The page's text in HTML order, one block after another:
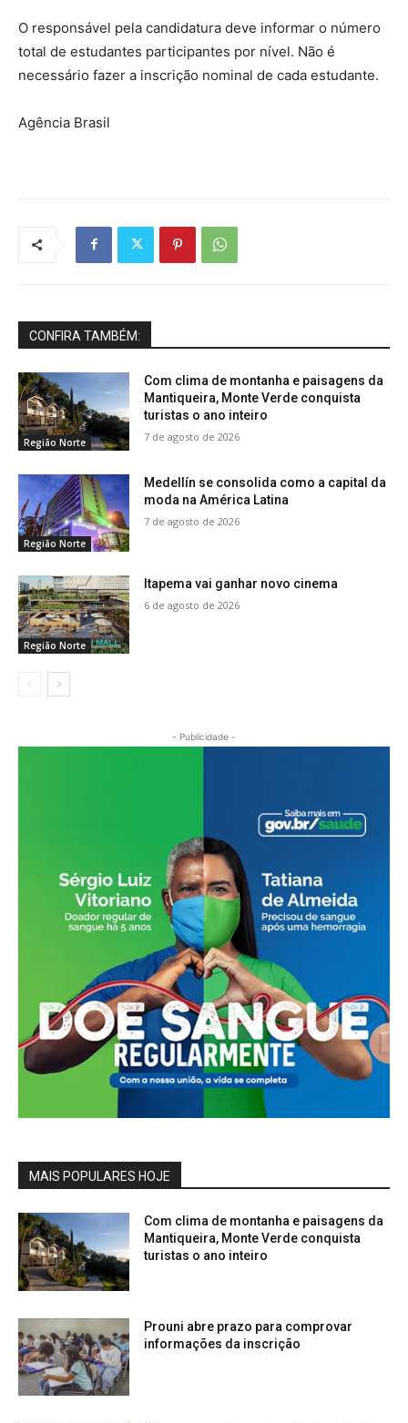
O responsável pela candidatura deve informar o número
total de estudantes participantes por nível. Não é
necessário fazer a inscrição nominal de cada estudante.
Agência Brasil
CONFIRA TAMBÉM:
Região Norte
Com clima de montanha e paisagens da
Mantiqueira, Monte Verde conquista
turistas o ano inteiro
7 de agosto de 2026
Região Norte
Medellín se consolida como a capital da
moda na América Latina
7 de agosto de 2026
Região Norte
Itapema vai ganhar novo cinema
6 de agosto de 2026
- Publicidade -
MAIS POPULARES HOJE
Com clima de montanha e paisagens da
Mantiqueira, Monte Verde conquista
turistas o ano inteiro
Prouni abre prazo para comprovar
informações da inscrição